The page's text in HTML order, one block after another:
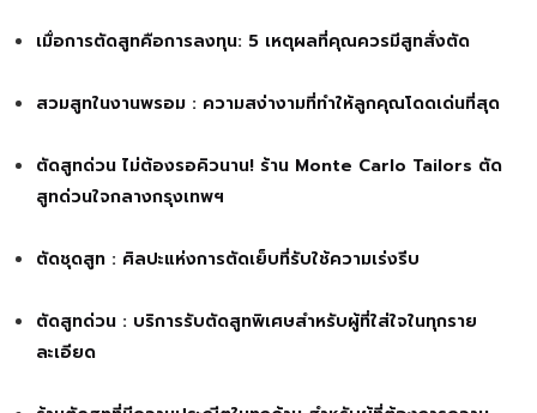
เมื่อการตัดสูทคือการลงทุน: 5 เหตุผลที่คุณควรมีสูทสั่งตัด
สวมสูทในงานพรอม : ความสง่างามที่ทำให้ลูกคุณโดดเด่นที่สุด
ตัดสูทด่วน ไม่ต้องรอคิวนาน! ร้าน Monte Carlo Tailors ตัด
สูทด่วนใจกลางกรุงเทพฯ
ตัดชุดสูท : ศิลปะแห่งการตัดเย็บที่รับใช้ความเร่งรีบ
ตัดสูทด่วน : บริการรับตัดสูทพิเศษสำหรับผู้ที่ใส่ใจในทุกราย
ละเอียด